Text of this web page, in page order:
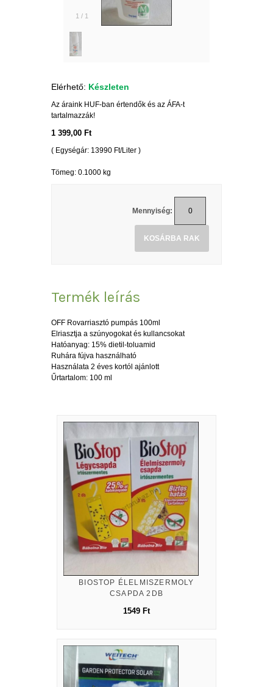
1 / 1
Elérhető: Készleten
Az áraink HUF-ban értendők és az ÁFA-t
tartalmazzák!
1 399,00 Ft
( Egységár: 13990 Ft/Liter )
Tömeg: 0.1000 kg
Mennyiség:
KOSÁRBA RAK
Termék leírás
OFF Rovarriasztó pumpás 100ml
Elriasztja a szúnyogokat és kullancsokat
Hatóanyag: 15% dietil-toluamid
Ruhára fújva használható
Használata 2 éves kortól ajánlott
Űrtartalom: 100 ml
BIOSTOP ÉLELMISZERMOLY
CSAPDA 2DB
1549 Ft